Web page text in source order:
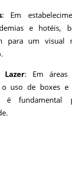
: Em
e hotéis,
para um visual
: Em áreas
o uso de boxes e
é